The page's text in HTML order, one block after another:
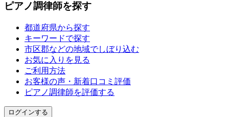
ピアノ調律師を探す
都道府県から探す
キーワードで探す
市区郡などの地域でしぼり込む
お気に入りを見る
ご利用方法
お客様の声・新着口コミ評価
ピアノ調律師を評価する
ログインする